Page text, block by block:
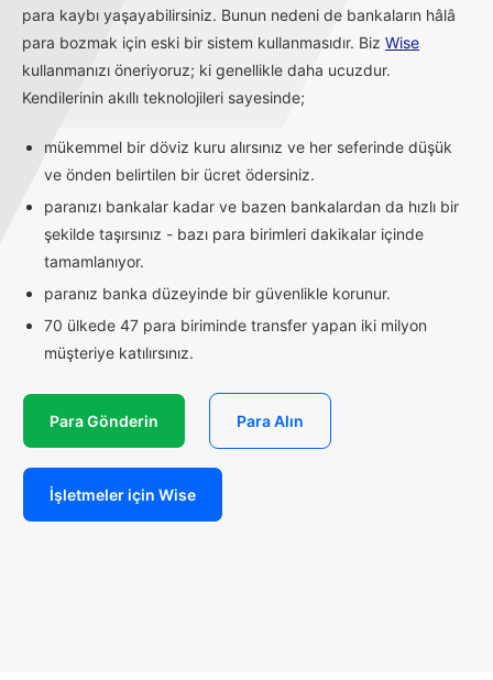
para kaybı yaşayabilirsiniz. Bunun nedeni de bankaların hâlâ
para bozmak için eski bir sistem kullanmasıdır. Biz Wise
kullanmanızı öneriyoruz; ki genellikle daha ucuzdur.
Kendilerinin akıllı teknolojileri sayesinde;
mükemmel bir döviz kuru alırsınız ve her seferinde düşük
ve önden belirtilen bir ücret ödersiniz.
paranızı bankalar kadar ve bazen bankalardan da hızlı bir
şekilde taşırsınız - bazı para birimleri dakikalar içinde
tamamlanıyor.
paranız banka düzeyinde bir güvenlikle korunur.
70 ülkede 47 para biriminde transfer yapan iki milyon
müşteriye katılırsınız.
Para Gönderin Para Alın
İşletmeler için Wise